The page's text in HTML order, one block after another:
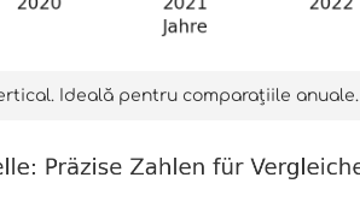
Ideală pentru comparațiile anuale.